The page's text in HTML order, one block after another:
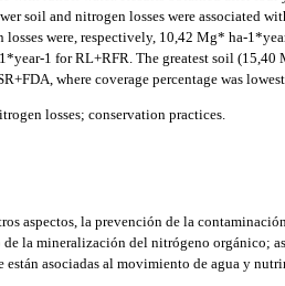
soil and nitrogen losses were associated
were, respectively, 10,42 Mg* ha-
1 for RL+RFR. The greatest soil
where coverage percentage was lowest.
losses; conservation practices.
aspectos, la prevención de la
la mineralización del nitrógeno orgánico;
asociadas al movimiento de agua y